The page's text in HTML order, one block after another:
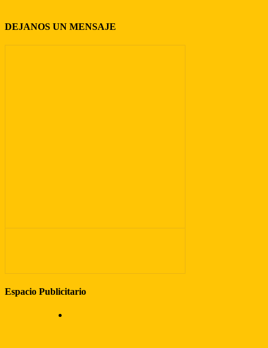
DEJANOS UN MENSAJE
Espacio Publicitario